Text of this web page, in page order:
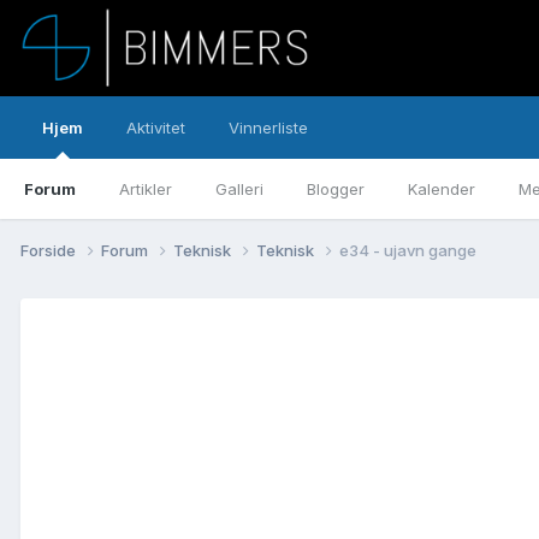
Hjem
Forum Artikler Galleri Blogger Kalender
Aktivitet Vinnerliste
Forside Forum Teknisk Teknisk e34 - ujavn gange